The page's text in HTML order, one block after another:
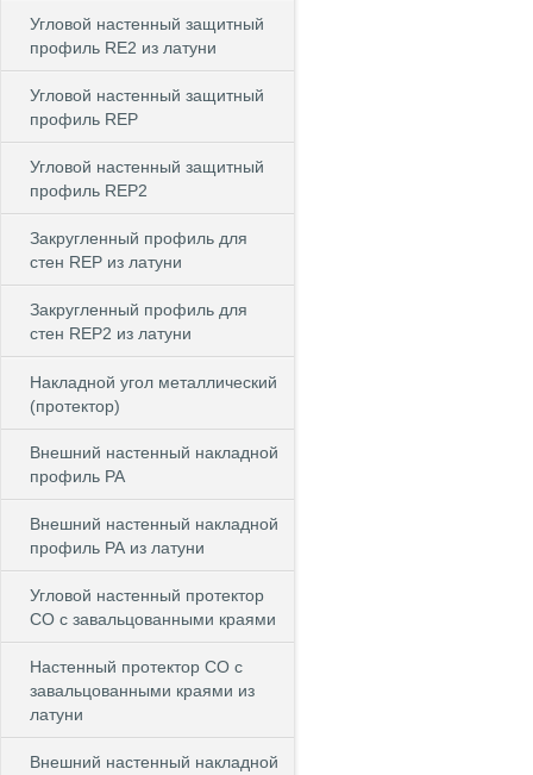
Угловой настенный защитный
профиль RE2 из латуни
Угловой настенный защитный
профиль REP
Угловой настенный защитный
профиль REP2
Закругленный профиль для
стен REP из латуни
Закругленный профиль для
стен REP2 из латуни
Накладной угол металлический
(протектор)
Внешний настенный накладной
профиль РА
Внешний настенный накладной
профиль РА из латуни
Угловой настенный протектор
СО с завальцованными краями
Настенный протектор СО с
завальцованными краями из
латуни
Внешний настенный накладной